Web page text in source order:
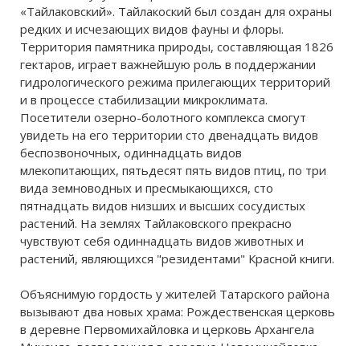
«Тайлаковский». Тайлакоский был создан для охраны
редких и исчезающих видов фауны и флоры.
Территория памятника природы, составляющая 1826
гектаров, играет важнейшую роль в поддержании
гидрологического режима прилегающих территорий
и в процессе стабилизации микроклимата.
Посетители озерно-болотного комплекса смогут
увидеть на его территории сто двенадцать видов
беспозвоночных, одиннадцать видов
млекопитающих, пятьдесят пять видов птиц, по три
вида земноводных и пресмыкающихся, сто
пятнадцать видов низших и высших сосудистых
растений. На землях Тайлаковского прекрасно
чувствуют себя одиннадцать видов животных и
растений, являющихся "резидентами" Красной книги.
Объяснимую гордость у жителей Татарского района
вызывают два новых храма: Рождественская церковь
в деревне Первомихайловка и церковь Архангела